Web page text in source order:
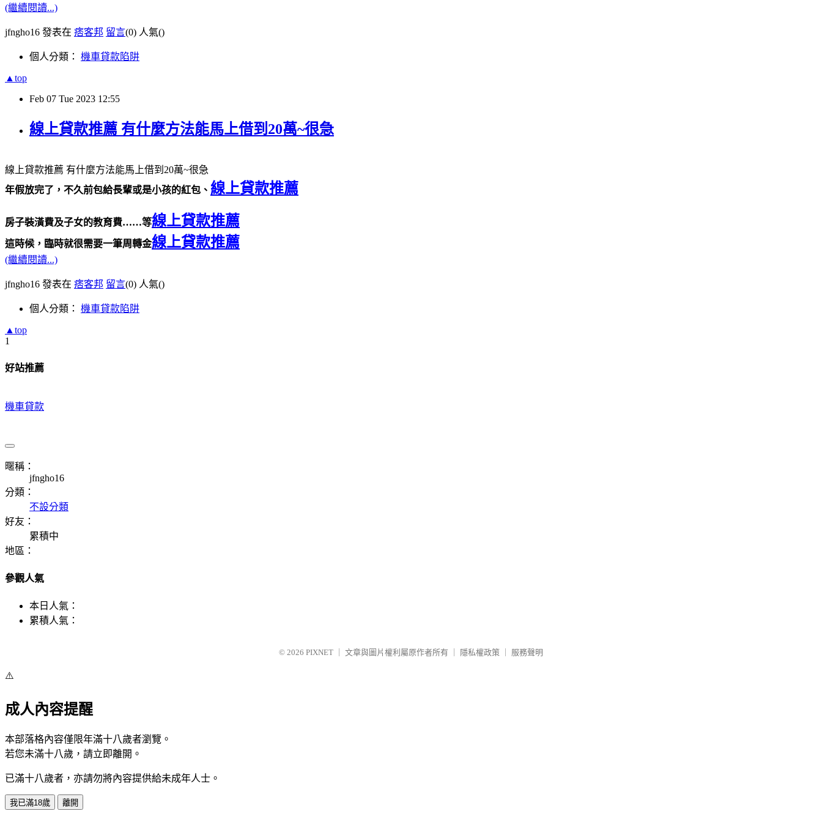
(繼續閱讀...)
jfngho16 發表在 痞客邦 留言(0) 人氣()
個人分類： 機車貸款陷阱
▲top
Feb 07 Tue 2023 12:55
線上貸款推薦 有什麼方法能馬上借到20萬~很急
線上貸款推薦 有什麼方法能馬上借到20萬~很急
年假放完了，不久前包給長輩或是小孩的紅包、 線上貸款推薦
房子裝潢費及子女的教育費……等線上貸款推薦
這時候，臨時就很需要一筆周轉金線上貸款推薦
(繼續閱讀...)
jfngho16 發表在 痞客邦 留言(0) 人氣()
個人分類： 機車貸款陷阱
▲top
1
好站推薦
機車貸款
暱稱：
jfngho16
分類：
不設分類
好友：
累積中
地區：
參觀人氣
本日人氣：
累積人氣：
© 2026 PIXNET 文章與圖片權利屬原作者所有 隱私權政策 服務聲明
⚠️
成人內容提醒
本部落格內容僅限年滿十八歲者瀏覽。
若您未滿十八歲，請立即離開。
已滿十八歲者，亦請勿將內容提供給未成年人士。
我已滿18歲 離開